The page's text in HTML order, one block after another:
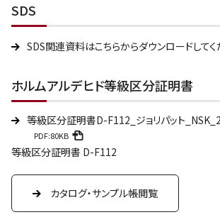
SDS
SDS関連資料はこちらからダウンロードしてく
ホルムアルデヒド等級区分証明書
等級区分証明書D-F112_ジョリパット
PDF:80KB
等級区分証明書 D-F112
カタログ・サンプル帳閲覧